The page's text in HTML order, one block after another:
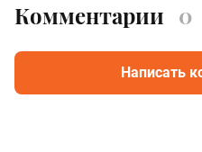
Комментарии 0
Написать